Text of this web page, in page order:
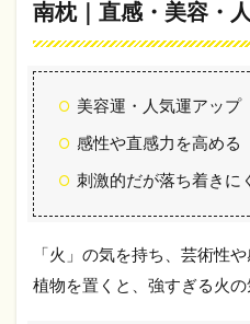
角
の
の
位
的
に
応
南枕｜直感・美容・
美容運・人気運アップ
感性や直感力を高める
刺激的だが落ち着きに
「火」の気を持ち、芸術性
植物を置くと、強すぎる火の